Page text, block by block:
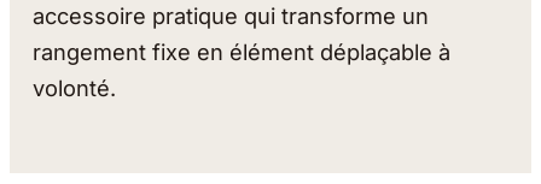
accessoire pratique qui transforme un
rangement fixe en élément déplaçable à
volonté.